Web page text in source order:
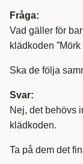
Fråga:
Vad gäller för
klädkoden ”Mörk
Ska de följa
Svar:
Nej, det behövs
klädkoden.
Ta på dem det